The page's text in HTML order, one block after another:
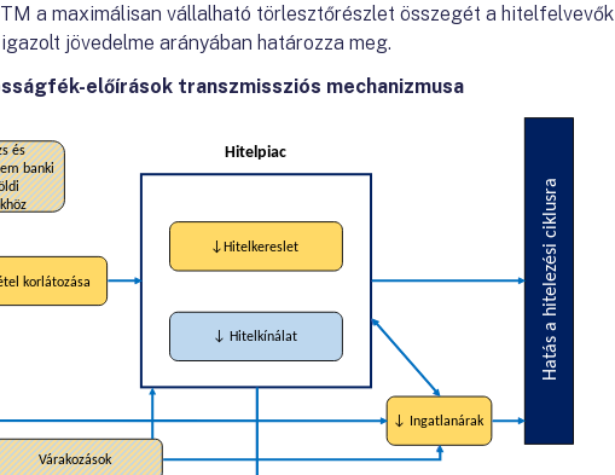
a maximálisan vállalható törlesztőrészlet összegét a hitelfelvevők
jövedelme arányában határozza meg.
előírások transzmissziós mechanizmusa